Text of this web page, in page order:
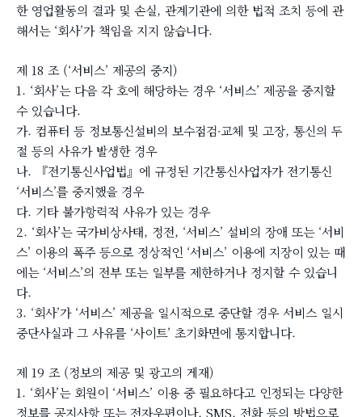
한 영업활동의 결과 및 손실, 관계기관에 의한 법적 조치 등에 관
해서는 ‘회사’가 책임을 지지 않습니다.
제 18 조 (‘서비스’ 제공의 중지)
1. ‘회사’는 다음 각 호에 해당하는 경우 ‘서비스’ 제공을 중지할
수 있습니다.
가. 컴퓨터 등 정보통신설비의 보수점검∙교체 및 고장, 통신의 두
절 등의 사유가 발생한 경우
나. 『전기통신사업법』에 규정된 기간통신사업자가 전기통신
‘서비스’를 중지했을 경우
다. 기타 불가항력적 사유가 있는 경우
2. ‘회사’는 국가비상사태, 정전, ‘서비스’ 설비의 장애 또는 ‘서비
스’ 이용의 폭주 등으로 정상적인 ‘서비스’ 이용에 지장이 있는 때
에는 ‘서비스’의 전부 또는 일부를 제한하거나 정지할 수 있습니
다.
3. ‘회사’가 ‘서비스’ 제공을 일시적으로 중단할 경우 서비스 일시
중단사실과 그 사유를 ‘사이트’ 초기화면에 통지합니다.
제 19 조 (정보의 제공 및 광고의 게재)
1. ‘회사’는 회원이 ‘서비스’ 이용 중 필요하다고 인정되는 다양한
정보를 공지사항 또는 전자우편이나, SMS, 전화 등의 방법으로